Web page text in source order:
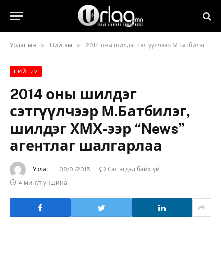
Урлаг.мн » Нийгэм » 2014 оны шилдэг сэтгүүлчээр М.Батбилэг, шилдэг ХМХ-ээр “News” агентлаг шалгарлаа
НИЙГЭМ
2014 оны шилдэг
сэтгүүлчээр М.Батбилэг,
шилдэг ХМХ-ээр “News”
агентлаг шалгарлаа
Урлаг 08/01/2015
Сэтгэгдэл байхгүй
4 минут уншина